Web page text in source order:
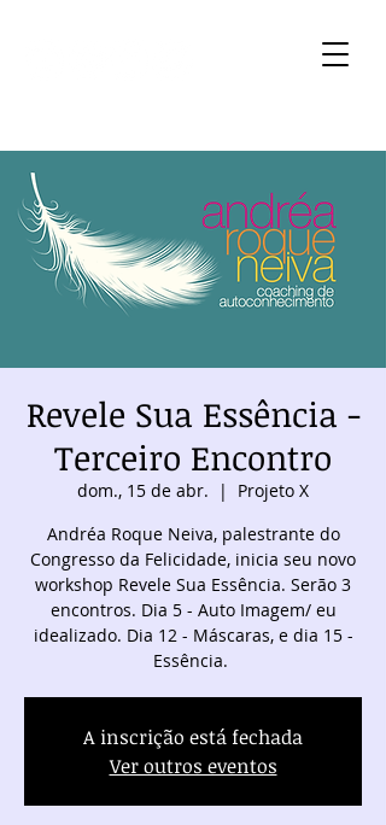
Revele Sua Essência -
Terceiro Encontro
dom., 15 de abr.
  |
Projeto X
Andréa Roque Neiva, palestrante do
Congresso da Felicidade, inicia seu novo
workshop Revele Sua Essência. Serão 3
encontros. Dia 5 - Auto Imagem/ eu
idealizado. Dia 12 - Máscaras, e dia 15 -
Essência.
A inscrição está fechada
Ver outros eventos